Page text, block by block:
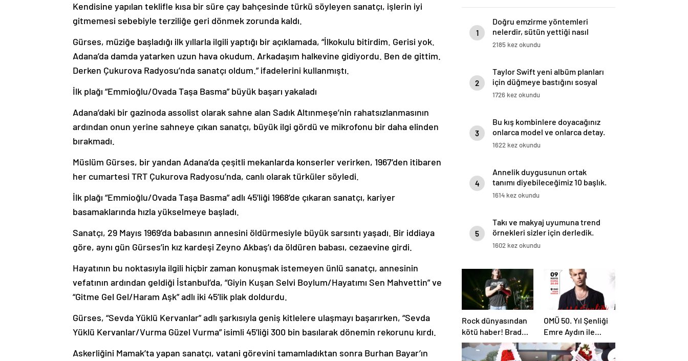
Kendisine yapılan teklifle kısa bir süre çay bahçesinde türkü söyleyen sanatçı, işlerin iyi
gitmemesi sebebiyle terziliğe geri dönmek zorunda kaldı.
Gürses, müziğe başladığı ilk yıllarla ilgili yaptığı bir açıklamada, “İlkokulu bitirdim. Gerisi yok.
Adana’da damda yatarken uzun hava okudum. Arkadaşım halkevine gidiyordu. Ben de gittim.
Derken Çukurova Radyosu’nda sanatçı oldum.” ifadelerini kullanmıştı.
İlk plağı “Emmioğlu/Ovada Taşa Basma” büyük başarı yakaladı
Adana’daki bir gazinoda assolist olarak sahne alan Sadık Altınmeşe’nin rahatsızlanmasının
ardından onun yerine sahneye çıkan sanatçı, büyük ilgi gördü ve mikrofonu bir daha elinden
bırakmadı.
Müslüm Gürses, bir yandan Adana’da çeşitli mekanlarda konserler verirken, 1967’den itibaren
her cumartesi TRT Çukurova Radyosu’nda, canlı olarak türküler söyledi.
İlk plağı “Emmioğlu/Ovada Taşa Basma” adlı 45’liği 1968’de çıkaran sanatçı, kariyer
basamaklarında hızla yükselmeye başladı.
Sanatçı, 29 Mayıs 1969’da babasının annesini öldürmesiyle büyük sarsıntı yaşadı. Bir iddiaya
göre, aynı gün Gürses’in kız kardeşi Zeyno Akbaş’ı da öldüren babası, cezaevine girdi.
Hayatının bu noktasıyla ilgili hiçbir zaman konuşmak istemeyen ünlü sanatçı, annesinin
vefatının ardından geldiği İstanbul’da, “Giyin Kuşan Selvi Boylum/Hayatımı Sen Mahvettin” ve
“Gitme Gel Gel/Haram Aşk” adlı iki 45’lik plak doldurdu.
Gürses, “Sevda Yüklü Kervanlar” adlı şarkısıyla geniş kitlelere ulaşmayı başarırken, “Sevda
Yüklü Kervanlar/Vurma Güzel Vurma” isimli 45’liği 300 bin basılarak dönemin rekorunu kırdı.
Askerliğini Mamak’ta yapan sanatçı, vatani görevini tamamladıktan sonra Burhan Bayar’ın
1
Doğru emzirme yöntemleri
nelerdir, sütün yettiği nasıl
anlaşılır?
2185 kez okundu
2
Taylor Swift yeni albüm planları
için düğmeye bastığını sosyal
medyadan duyurdu!
1726 kez okundu
3
Bu kış kombinlere doyacağınız
onlarca model ve onlarca detay.
1622 kez okundu
4
Annelik duygusunun ortak
tanımı diyebileceğimiz 10 başlık.
1614 kez okundu
5
Takı ve makyaj uyumuna trend
örnekleri sizler için derledik.
1602 kez okundu
Rock dünyasından
kötü haber! Brad
Arnold dördüncü
evre kanser
OMÜ 50. Yıl Şenliği
Emre Aydın ile
Başlıyor